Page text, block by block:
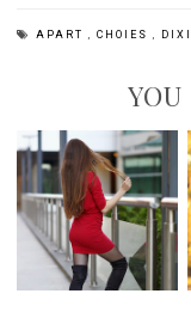
APART,CHOIES,